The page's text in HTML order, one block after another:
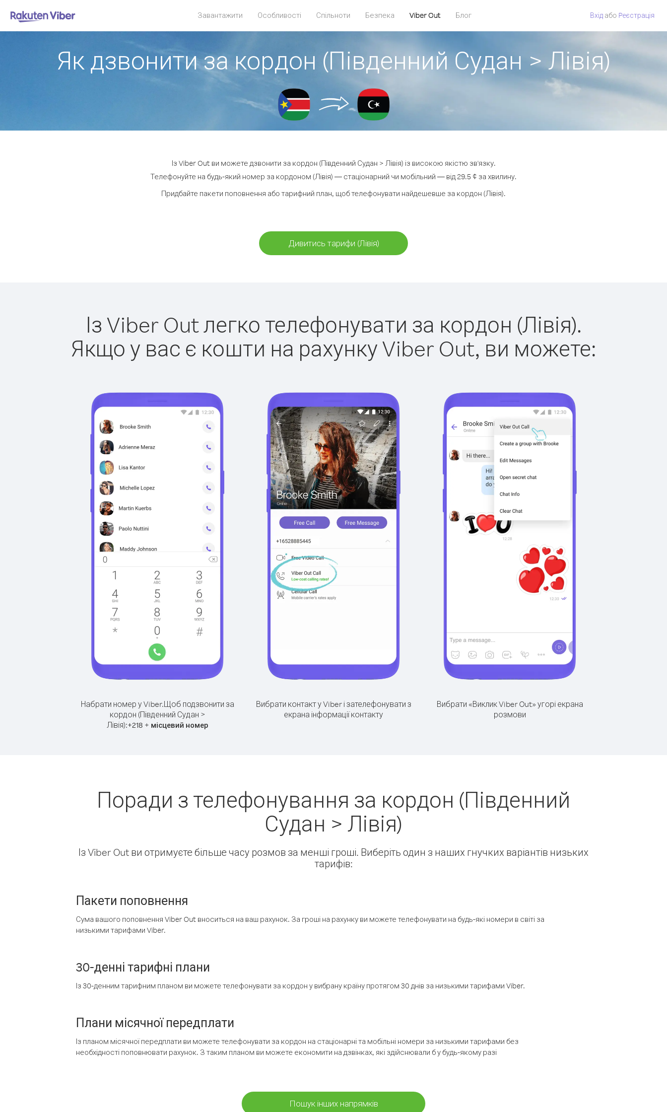
Завантажити Особливості Спільноти Безпека Viber Out Блог Вхід або Pеєстрація
Як дзвонити за кордон (Південний Судан > Лівія)
Із Viber Out ви можете дзвонити за кордон (Південний Судан > Лівія) із високою якістю зв'язку.
Телефонуйте на будь-який номер за кордоном (Лівія) — стаціонарний чи мобільний — від 29.5 ¢ за хвилину.
Придбайте пакети поповнення або тарифний план, щоб телефонувати найдешевше за кордон (Лівія).
Дивитись тарифи (Лівія)
Із Viber Out легко телефонувати за кордон (Лівія).
Якщо у вас є кошти на рахунку Viber Out, ви можете:
Набрати номер у Viber.Щоб подзвонити за
кордон (Південний Судан >
Лівія):+218 + місцевий номер
Вибрати контакт у Viber і зателефонувати з
екрана інформації контакту
Вибрати «Виклик Viber Out» угорі екрана
розмови
Поради з телефонування за кордон (Південний
Судан > Лівія)
Із Viber Out ви отримуєте більше часу розмов за менші гроші. Виберіть один з наших гнучких варіантів низьких
тарифів:
Пакети поповнення
Сума вашого поповнення Viber Out вноситься на ваш рахунок. За гроші на рахунку ви можете телефонувати на будь-які номери в світі за
низькими тарифами Viber.
30-денні тарифні плани
Із 30-денним тарифним планом ви можете телефонувати за кордон у вибрану країну протягом 30 днів за низькими тарифами Viber.
Плани місячної передплати
Із планом місячної передплати ви можете телефонувати за кордон на стаціонарні та мобільні номери за низькими тарифами без
необхідності поповнювати рахунок. З таким планом ви можете економити на дзвінках, які здійснювали б у будь-якому разі
Пошук інших напрямків